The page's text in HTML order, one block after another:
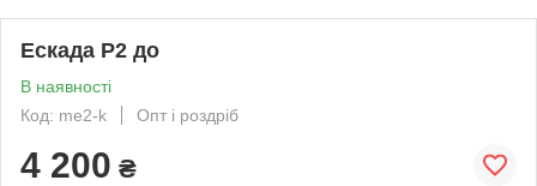
Ескада Р2 до
В наявності
Код: me2-k
Опт і роздріб
4 200 ₴